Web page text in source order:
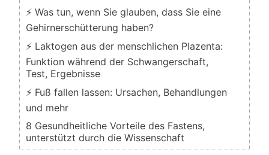
⚡ Was tun, wenn Sie glauben, dass Sie eine
Gehirnerschütterung haben?
⚡ Laktogen aus der menschlichen Plazenta:
Funktion während der Schwangerschaft,
Test, Ergebnisse
⚡ Fuß fallen lassen: Ursachen, Behandlungen
und mehr
8 Gesundheitliche Vorteile des Fastens,
unterstützt durch die Wissenschaft